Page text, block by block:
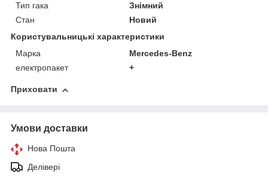
Тип гака
Знімний
Стан
Новий
Користувальницькі характеристики
Марка
Mercedes-Benz
електропакет
+
Приховати
Умови доставки
Нова Пошта
Делівері